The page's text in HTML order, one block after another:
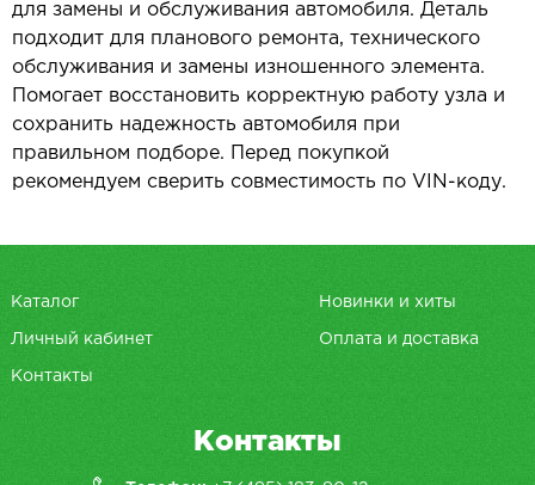
для замены и обслуживания автомобиля. Деталь
подходит для планового ремонта, технического
обслуживания и замены изношенного элемента.
Помогает восстановить корректную работу узла и
сохранить надежность автомобиля при
правильном подборе. Перед покупкой
рекомендуем сверить совместимость по VIN-коду.
Каталог Новинки и хиты
Личный кабинет Оплата и доставка
Контакты
Контакты